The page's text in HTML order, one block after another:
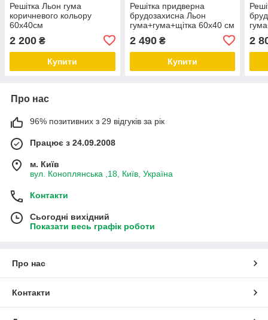
Решітка Льон гума
коричневого кольору
60х40см
2 200 ₴
Купити
Решітка придверна
брудозахисна Льон
гума+гума+щітка 60х40 см
2 490₴
Купити
2
Про нас
96% позитивних з 29 відгуків за рік
Працює з 24.09.2008
м. Київ
вул. Коноплянська ,18, Київ, Україна
Контакти
Сьогодні вихідний
Показати весь графік роботи
Про нас
Контакти